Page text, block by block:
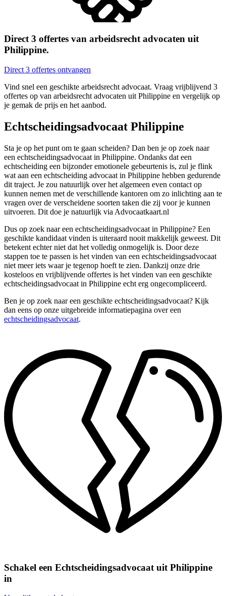
Direct 3 offertes van arbeidsrecht advocaten uit
Philippine.
Direct 3 offertes ontvangen
Vind snel een geschikte arbeidsrecht advocaat. Vraag vrijblijvend 3
offertes op van arbeidsrecht advocaten uit Philippine en vergelijk op
je gemak de prijs en het aanbod.
Echtscheidingsadvocaat Philippine
Sta je op het punt om te gaan scheiden? Dan ben je op zoek naar
een echtscheidingsadvocaat in Philippine. Ondanks dat een
echtscheiding een bijzonder emotionele gebeurtenis is, zul je flink
wat aan een echtscheiding advocaat in Philippine hebben gedurende
dit traject. Je zou natuurlijk over het algemeen even contact op
kunnen nemen met de verschillende kantoren om zo inlichting aan te
vragen over de verscheidene soorten taken die zij voor je kunnen
uitvoeren. Dit doe je natuurlijk via Advocaatkaart.nl
Dus op zoek naar een echtscheidingsadvocaat in Philippine? Een
geschikte kandidaat vinden is uiteraard nooit makkelijk geweest. Dit
betekent echter niet dat het volledig onmogelijk is. Door deze
stappen toe te passen is het vinden van een echtscheidingsadvocaat
niet meer iets waar je tegenop hoeft te zien. Dankzij onze drie
kosteloos en vrijblijvende offertes is het vinden van een geschikte
echtscheidingsadvocaat in Philippine echt erg ongecompliceerd.
Ben je op zoek naar een geschikte echtscheidingsadvocaat? Kijk
dan eens op onze uitgebreide informatiepagina over een
echtscheidingsadvocaat.
Schakel een Echtscheidingsadvocaat uit Philippine
in